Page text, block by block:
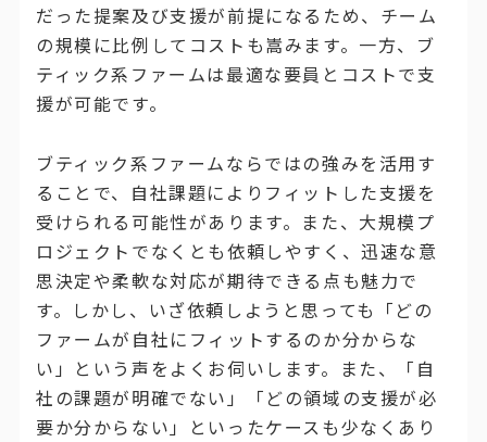
だった提案及び支援が前提になるため、チーム
の規模に比例してコストも嵩みます。一方、ブ
ティック系ファームは最適な要員とコストで支
援が可能です。
ブティック系ファームならではの強みを活用す
ることで、自社課題によりフィットした支援を
受けられる可能性があります。また、大規模プ
ロジェクトでなくとも依頼しやすく、迅速な意
思決定や柔軟な対応が期待できる点も魅力で
す。しかし、いざ依頼しようと思っても「どの
ファームが自社にフィットするのか分からな
い」という声をよくお伺いします。また、「自
社の課題が明確でない」「どの領域の支援が必
要か分からない」といったケースも少なくあり